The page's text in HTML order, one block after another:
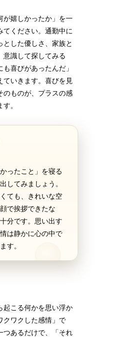
が嬉しかったか」を一
てください。通勤中に
とした優しさ、家族と
意識して探してみる
喜びがあったんだ」
ていきます。喜びを見
のものが、プラスの感
。
ったこと」を寝る
してみましょう。
ても、きれいな空
で挨拶できたな
分です。思い出す
は静かに心の中で
す。
起こる何かを思い浮か
クワクした感情」で
つあるだけで、「それ